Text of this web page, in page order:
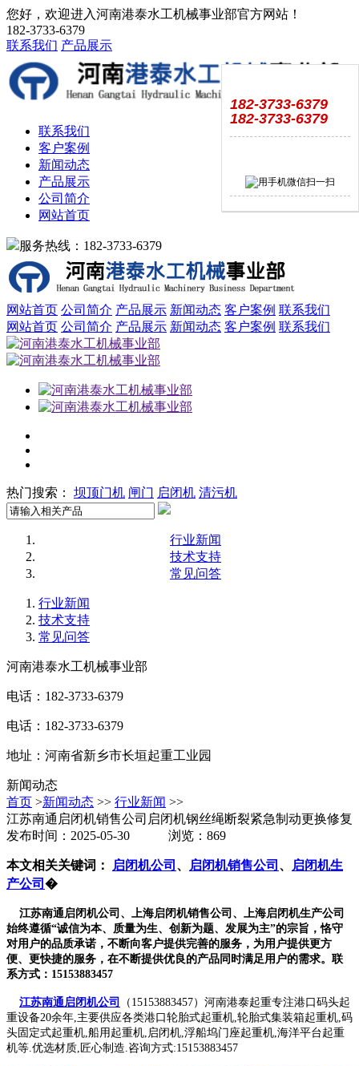
您好，欢迎进入河南港泰水工机械事业部官方网站！
182-3733-6379
联系我们 产品展示
联系我们
客户案例
新闻动态
产品展示
公司简介
网站首页
服务热线：182-3733-6379
网站首页 公司简介 产品展示 新闻动态 客户案例 联系我们
网站首页 公司简介 产品展示 新闻动态 客户案例 联系我们
热门搜索： 坝顶门机 闸门 启闭机 清污机
行业新闻
技术支持
常见问答
行业新闻
技术支持
常见问答
河南港泰水工机械事业部
电话：182-3733-6379
电话：182-3733-6379
地址：河南省新乡市长垣起重工业园
新闻动态
首页 >新闻动态 >> 行业新闻 >>
江苏南通启闭机销售公司启闭机钢丝绳断裂紧急制动更换修复
发布时间：2025-05-30 浏览：869
本文相关关键词： 启闭机公司 、 启闭机销售公司 、
启闭机生
产公司 �
江苏南通启闭机公司、上海启闭机销售公司、上海启闭机生产公司
始终遵循“诚信为本、质量为生、创新为题、发展为主”的宗旨，恪守
对用户的品质承诺，不断向客户提供完善的服务，为用户提供更方
便、更快捷的服务，在不断提供优良的产品同时满足用户的需求。联
系方式：15153883457
江苏南通启闭机公司
（15153883457）河南港泰起重专注港口码头起
重设备20余年,主要供应各类港口轮胎式起重机,轮胎式集装箱起重机,码
头固定式起重机,船用起重机,启闭机,浮船坞门座起重机,海洋平台起重
机等.优选材质,匠心制造.咨询方式:15153883457
182-3733-6379
182-3733-6379